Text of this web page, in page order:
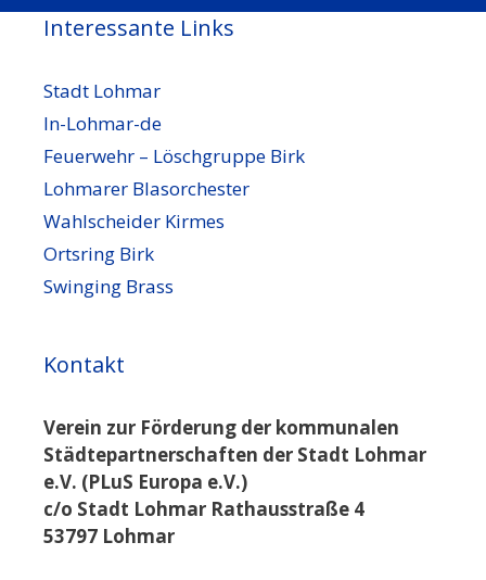
Interessante Links
Stadt Lohmar
In-Lohmar-de
Feuerwehr – Löschgruppe Birk
Lohmarer Blasorchester
Wahlscheider Kirmes
Ortsring Birk
Swinging Brass
Kontakt
Verein zur Förderung der kommunalen
Städtepartnerschaften der Stadt Lohmar
e.V. (PLuS Europa e.V.)
c/o Stadt Lohmar Rathausstraße 4
53797 Lohmar